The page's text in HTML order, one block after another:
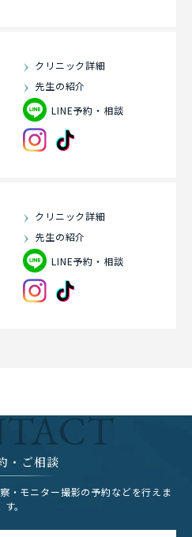
クリニック詳細
先生の紹介
LINE予約・相談
クリニック詳細
先生の紹介
LINE予約・相談
・ご相談
・モニター撮影の予約などを行えま
す。